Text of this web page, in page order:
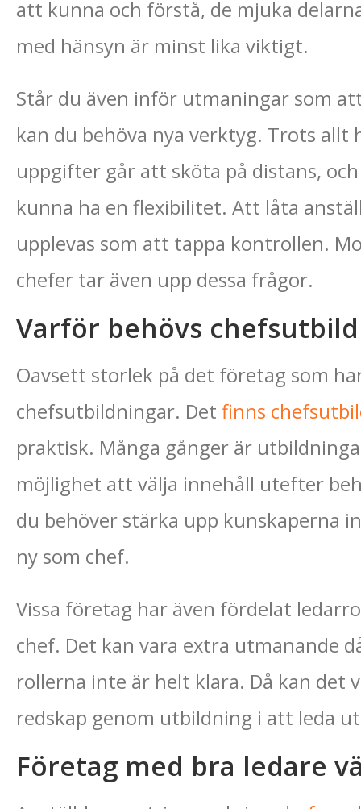
att kunna och förstå, de mjuka
med hänsyn är minst lika viktigt.
Står du även inför utmaningar som
kan du behöva nya verktyg. Trots
uppgifter går att sköta på distans,
kunna ha en flexibilitet. Att låta
upplevas som att tappa kontrollen.
chefer tar även upp dessa frågor.
Varför behövs
Oavsett storlek på det företag som
chefsutbildningar. Det finns
praktisk. Många gånger är
möjlighet att välja innehåll utefter
du behöver stärka upp kunskaperna
ny som chef.
Vissa företag har även fördelat
chef. Det kan vara extra utmanande
rollerna inte är helt klara. Då kan det
redskap genom utbildning i att leda
Företag med bra ledare